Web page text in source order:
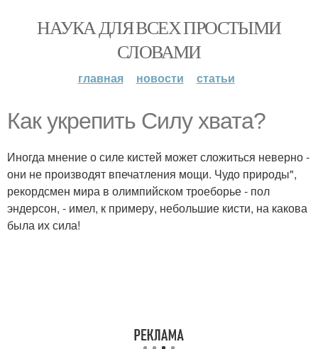
НАУКА ДЛЯ ВСЕХ ПРОСТЫМИ
СЛОВАМИ
главная новости статьи
Как укрепить Силу хвата?
Иногда мнение о силе кистей может сложиться неверно -
они не производят впечатления мощи. Чудо природы",
рекордсмен мира в олимпийском троеборье - пол
эндерсон, - имел, к примеру, небольшие кисти, на какова
была их сила!